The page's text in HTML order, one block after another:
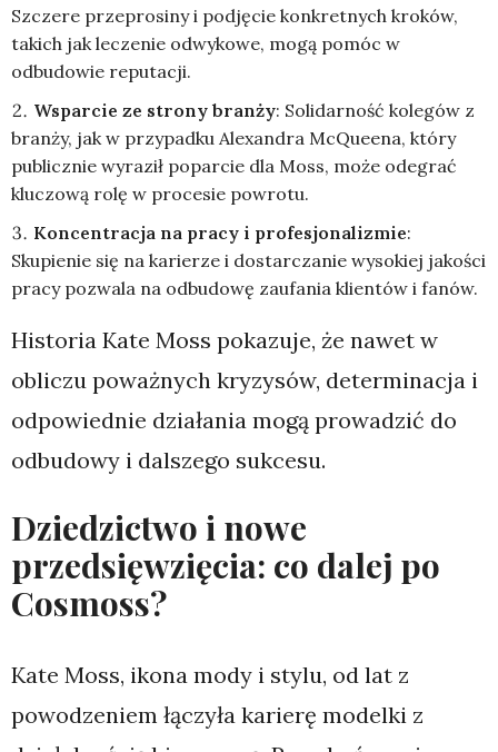
Szczere przeprosiny i podjęcie konkretnych kroków,
takich jak leczenie odwykowe, mogą pomóc w
odbudowie reputacji.
Wsparcie ze strony branży: Solidarność kolegów z
branży, jak w przypadku Alexandra McQueena, który
publicznie wyraził poparcie dla Moss, może odegrać
kluczową rolę w procesie powrotu.
Koncentracja na pracy i profesjonalizmie:
Skupienie się na karierze i dostarczanie wysokiej jakości
pracy pozwala na odbudowę zaufania klientów i fanów.
Historia Kate Moss pokazuje, że nawet w
obliczu poważnych kryzysów, determinacja i
odpowiednie działania mogą prowadzić do
odbudowy i dalszego sukcesu.
Dziedzictwo i nowe
przedsięwzięcia: co dalej po
Cosmoss?
Kate Moss, ikona mody i stylu, od lat z
powodzeniem łączyła karierę modelki z